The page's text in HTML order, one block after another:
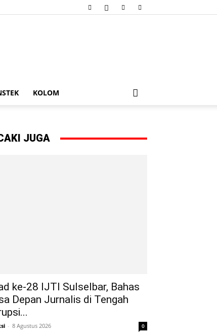
KOLOM
JUGA
ke-28 IJTI Sulselbar, Bahas
Depan Jurnalis di Tengah
- 8 Agustus 2026 0